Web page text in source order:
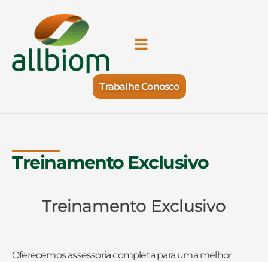
Trabalhe Conosco
Treinamento Exclusivo
Treinamento Exclusivo
Oferecemos assessoria completa para uma melhor